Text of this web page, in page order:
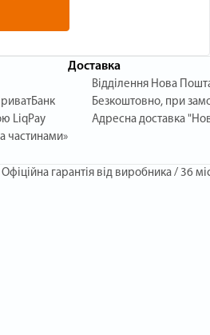
LiqPay
частинами»
Доставка
Відділення Нова
Безкоштовно, при
Адресна доставка
гарантія від виробника / 36